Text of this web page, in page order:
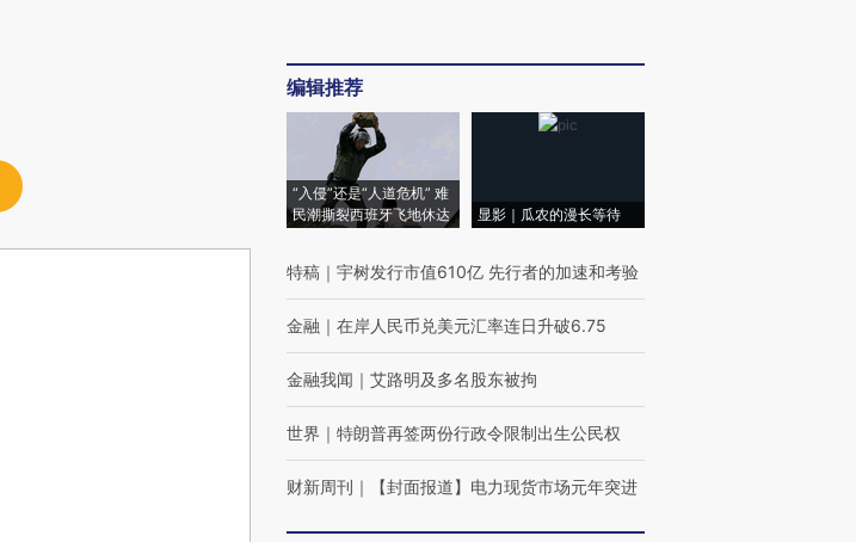
编辑推荐
“入侵”还是“人道危机” 难
民潮撕裂西班牙飞地休达
显影｜瓜农的漫长等待
特稿 ｜ 宇树发行市值610亿 先行者的加速和考验
金融 ｜ 在岸人民币兑美元汇率连日升破6.75
金融我闻 ｜ 艾路明及多名股东被拘
世界 ｜ 特朗普再签两份行政令限制出生公民权
财新周刊 ｜ 【封面报道】电力现货市场元年突进